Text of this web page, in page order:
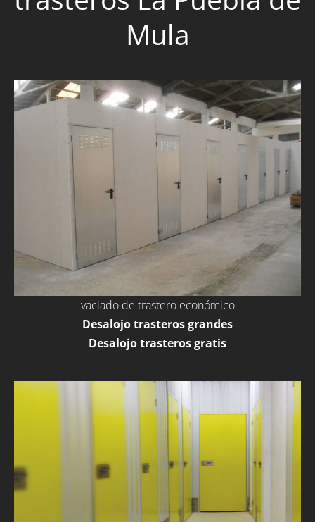
Mula
vaciado de trastero económico
Desalojo trasteros grandes
Desalojo trasteros gratis